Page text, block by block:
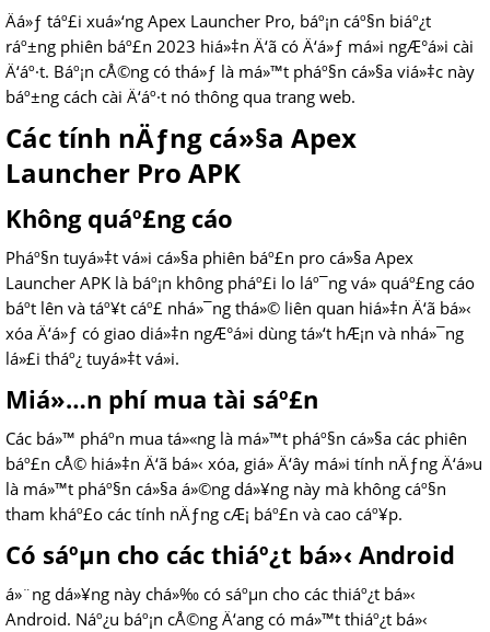
Äá»ƒ táº£i xuá»‘ng Apex Launcher Pro, báº¡n cáº§n biáº¿t
ráº±ng phiên báº£n 2023 hiá»‡n Ä‘ã có Ä‘á»ƒ má»i ngÆ°á»i cài
Ä‘áº·t. Báº¡n cÅ©ng có thá»ƒ là má»™t pháº§n cá»§a viá»‡c này
báº±ng cách cài Ä‘áº·t nó thông qua trang web.
Các tính nÄƒng cá»§a Apex
Launcher Pro APK
Không quáº£ng cáo
Pháº§n tuyá»‡t vá»i cá»§a phiên báº£n pro cá»§a Apex
Launcher APK là báº¡n không pháº£i lo láº¯ng vá» quáº£ng cáo
báº­t lên và táº¥t cáº£ nhá»¯ng thá»© liên quan hiá»‡n Ä‘ã bá»‹
xóa Ä‘á»ƒ có giao diá»‡n ngÆ°á»i dùng tá»‘t hÆ¡n và nhá»¯ng
lá»£i tháº¿ tuyá»‡t vá»i.
Miá»…n phí mua tài sáº£n
Các bá»™ pháº­n mua tá»«ng là má»™t pháº§n cá»§a các phiên
báº£n cÅ© hiá»‡n Ä‘ã bá»‹ xóa, giá» Ä‘ây má»i tính nÄƒng Ä‘á»u
là má»™t pháº§n cá»§a á»©ng dá»¥ng này mà không cáº§n
tham kháº£o các tính nÄƒng cÆ¡ báº£n và cao cáº¥p.
Có sáºµn cho các thiáº¿t bá»‹ Android
á»¨ng dá»¥ng này chá»‰ có sáºµn cho các thiáº¿t bá»‹
Android. Náº¿u báº¡n cÅ©ng Ä‘ang có má»™t thiáº¿t bá»‹